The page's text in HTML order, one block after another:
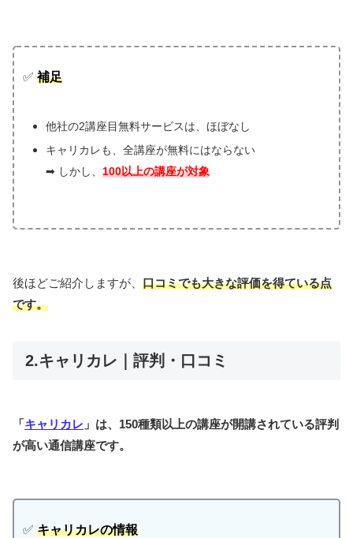
✅ 補足
他社の2講座目無料サービスは、ほぼなし
キャリカレも、全講座が無料にはならない
➡ しかし、 100以上の講座が対象
後ほどご紹介しますが、 口コミでも大きな評価を得ている点
です。
2.キャリカレ｜評判・口コミ
「キャリカレ 」は、150種類以上の講座が開講されている評判
が高い通信講座です。
✅ キャリカレの情報